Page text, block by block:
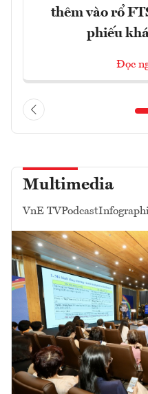
thêm vào rổ
phiếu
Đọc
Multimedia
VnE TVPodcast